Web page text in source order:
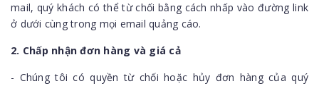
mail, quý khách có thể từ chối bằng cách nhấp vào đường link
ở dưới cùng trong mọi email quảng cáo.
2. Chấp nhận đơn hàng và giá cả
- Chúng tôi có quyền từ chối hoặc hủy đơn hàng của quý